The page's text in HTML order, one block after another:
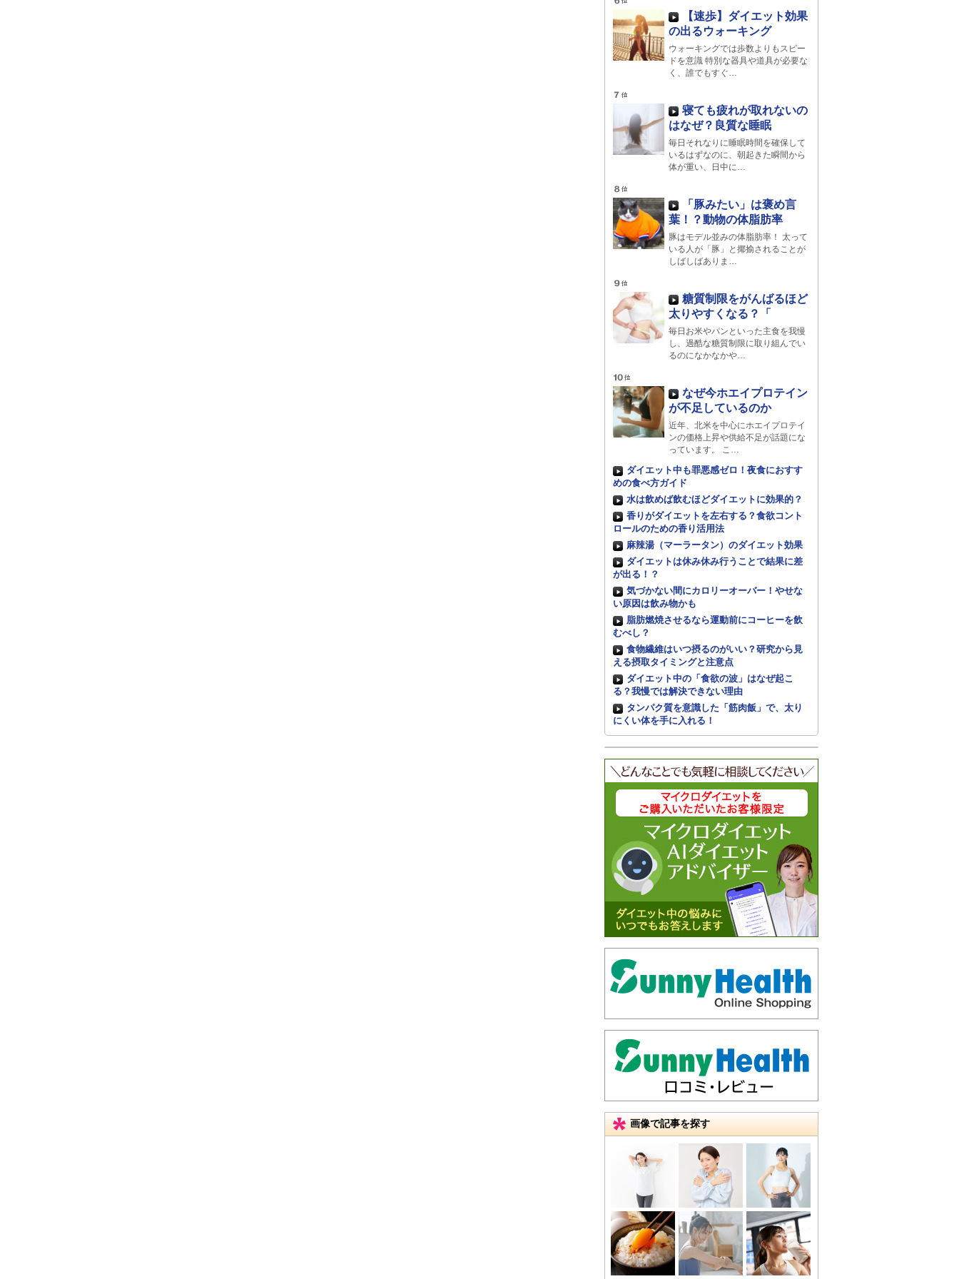
【速歩】ダイエット効果
の出るウォーキング
ウォーキングでは歩数よりもスピー
ドを意識 特別な器具や道具が必要な
く、誰でもすぐ…
寝ても疲れが取れないの
はなぜ？良質な睡眠
毎日それなりに睡眠時間を確保して
いるはずなのに、朝起きた瞬間から
体が重い、日中に…
「豚みたい」は褒め言
葉！？動物の体脂肪率
豚はモデル並みの体脂肪率！ 太って
いる人が「豚」と揶揄されることが
しばしばありま…
糖質制限をがんばるほど
太りやすくなる？「
毎日お米やパンといった主食を我慢
し、過酷な糖質制限に取り組んでい
るのになかなかや…
なぜ今ホエイプロテイン
が不足しているのか
近年、北米を中心にホエイプロテイ
ンの価格上昇や供給不足が話題にな
っています。 こ…
ダイエット中も罪悪感ゼロ！夜食におすす
めの食べ方ガイド
水は飲めば飲むほどダイエットに効果的？
香りがダイエットを左右する？食欲コント
ロールのための香り活用法
麻辣湯（マーラータン）のダイエット効果
ダイエットは休み休み行うことで結果に差
が出る！？
気づかない間にカロリーオーバー！やせな
い原因は飲み物かも
脂肪燃焼させるなら運動前にコーヒーを飲
むべし？
食物繊維はいつ摂るのがいい？研究から見
える摂取タイミングと注意点
ダイエット中の「食欲の波」はなぜ起こ
る？我慢では解決できない理由
タンパク質を意識した「筋肉飯」で、太り
にくい体を手に入れる！
画像で記事を探す